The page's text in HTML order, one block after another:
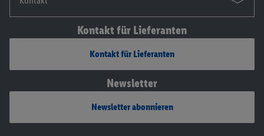
Kontakt für Lieferanten
Kontakt für Lieferanten
Newsletter
Newsletter abonnieren